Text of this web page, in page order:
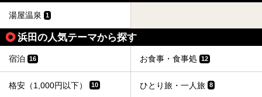
湯屋温泉 1
浜田の人気テーマから探す
宿泊 16 お食事・食事処 12
格安（1,000円以下） 10 ひとり旅・一人旅 8